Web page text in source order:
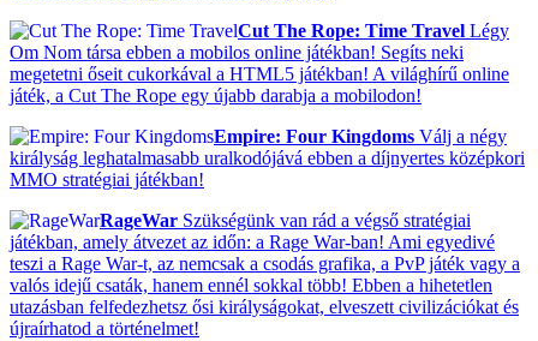
Cut The Rope: Time Travel Légy
Om Nom társa ebben a mobilos online játékban! Segíts neki
megetetni őseit cukorkával a HTML5 játékban! A világhírű online
játék, a Cut The Rope egy újabb darabja a mobilodon!
Empire: Four Kingdoms Válj a négy
királyság leghatalmasabb uralkodójává ebben a díjnyertes középkori
MMO stratégiai játékban!
RageWar Szükségünk van rád a végső stratégiai
játékban, amely átvezet az időn: a Rage War-ban! Ami egyedivé
teszi a Rage War-t, az nemcsak a csodás grafika, a PvP játék vagy a
valós idejű csaták, hanem ennél sokkal több! Ebben a hihetetlen
utazásban felfedezhetsz ősi királyságokat, elveszett civilizációkat és
újraírhatod a történelmet!